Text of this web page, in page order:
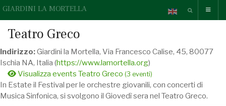
GIARDINI LA MORTELLA
Teatro Greco
Indirizzo:Giardini la Mortella, Via Francesco Calise, 45, 80077
Ischia NA, Italia (https://www.lamortella.org)
Visualizza events Teatro Greco (3 eventi)
In Estate il Festival per le orchestre giovanili, con concerti di
Musica Sinfonica, si svolgono il Giovedì sera nel Teatro Greco.